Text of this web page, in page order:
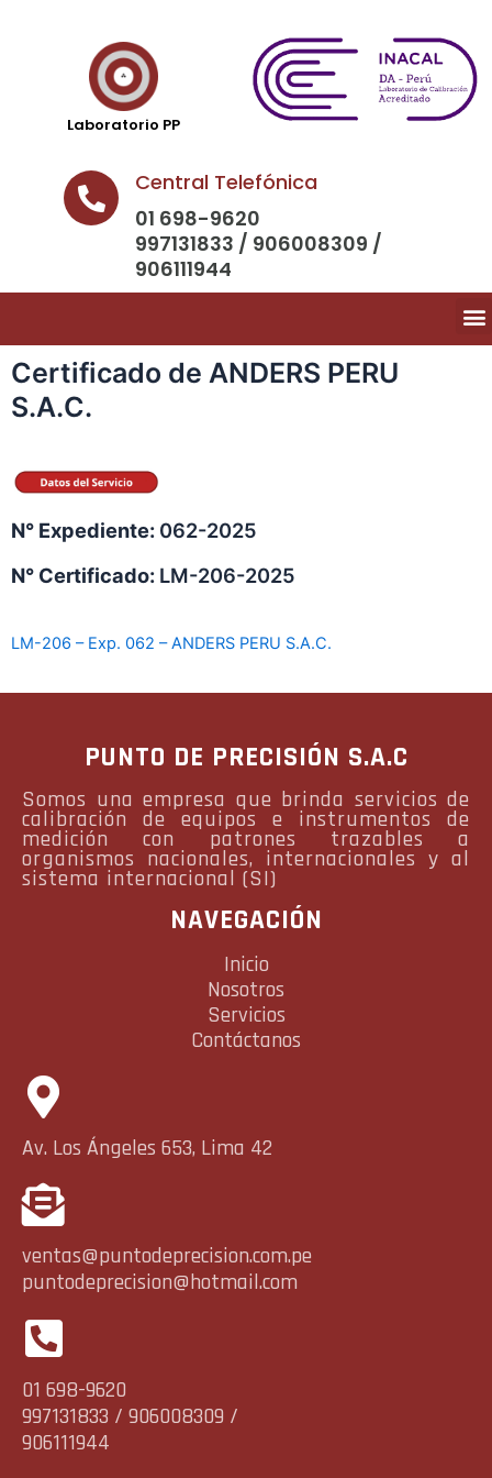
Laboratorio PP
Central Telefónica
01 698-9620
997131833 / 906008309 /
906111944
Certificado de ANDERS PERU
S.A.C.
N° Expediente: 062-2025
N° Certificado: LM-206-2025
LM-206 – Exp. 062 – ANDERS PERU S.A.C.
PUNTO DE PRECISIÓN S.A.C
Somos una empresa que brinda servicios de
calibración de equipos e instrumentos de
medición con patrones trazables a
organismos nacionales, internacionales y al
sistema internacional (SI)
NAVEGACIÓN
Inicio
Nosotros
Servicios
Contáctanos
Av. Los Ángeles 653, Lima 42
ventas@puntodeprecision.com.pe
puntodeprecision@hotmail.com
01 698-9620
997131833 / 906008309 /
906111944